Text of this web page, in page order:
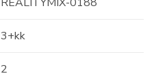
3+kk
2